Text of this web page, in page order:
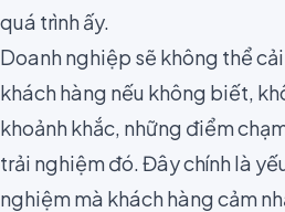
quá trình ấy.
Doanh nghiệp sẽ không thể
khách hàng nếu không biết,
khoảnh khắc, những điểm
trải nghiệm đó. Đây chính là
nghiệm mà khách hàng cảm